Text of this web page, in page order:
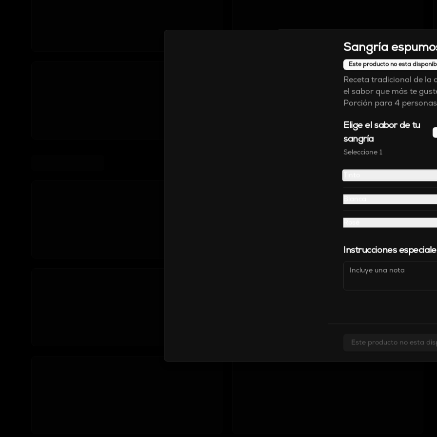
Sangría
Este producto no esta
Receta tradicional de la
el sabor que más te
Porción para 4 personas
Elige el sabor de tu
sangría
Seleccione 1
Instrucciones
Este producto no esta